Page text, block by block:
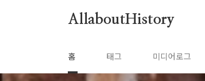
AllaboutHistory
홈 태그 미디어로그